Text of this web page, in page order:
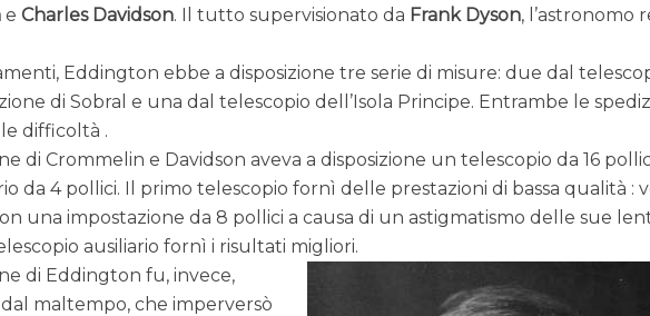
eCharles Davidson. Il tutto supervisionato da Frank Dyson, l’astronomo
Eddington ebbe a disposizione tre serie di misure: due dal
di Sobral e una dal telescopio dell’Isola Principe. Entrambe le
difficoltà .
di Crommelin e Davidson aveva a disposizione un telescopio da 16
da 4 pollici. Il primo telescopio fornì delle prestazioni di bassa qualità :
una impostazione da 8 pollici a causa di un astigmatismo delle sue
ausiliario fornì i risultati migliori.
di Eddington fu, invece,
maltempo, che imperversò